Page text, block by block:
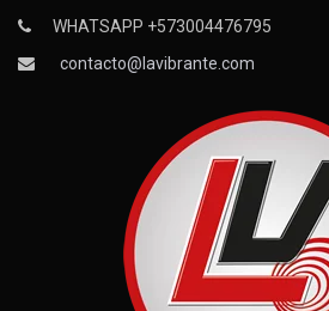
WHATSAPP +573004476795
contacto@lavibrante.com